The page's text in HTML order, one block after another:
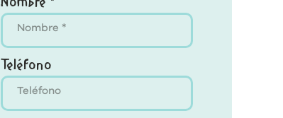
Teléfono